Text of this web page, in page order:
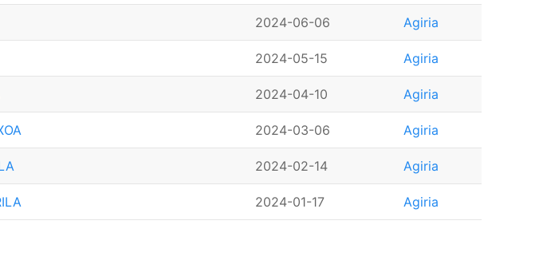
2024-06-06 Agiria
2024-05-15 Agiria
2024-04-10 Agiria
2024-03-06 Agiria
2024-02-14 Agiria
2024-01-17 Agiria